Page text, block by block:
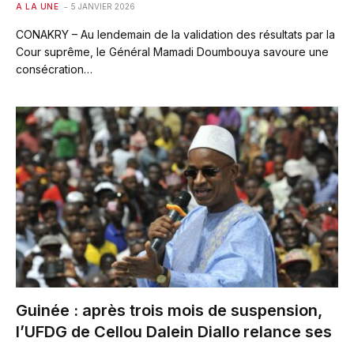
A LA UNE 5 JANVIER 2026
CONAKRY – Au lendemain de la validation des résultats par la
Cour suprême, le Général Mamadi Doumbouya savoure une
consécration…
Guinée : après trois mois de suspension,
l’UFDG de Cellou Dalein Diallo relance ses